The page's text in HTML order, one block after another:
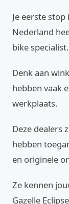
Je eerste
Nederland
bike specialist.
Denk aan
hebben vaak
werkplaats.
Deze dealers
hebben
en originele
Ze kennen
Gazelle